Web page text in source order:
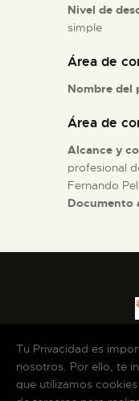
Nivel de
simple
Área de
Nombre del
Área de
Alcance y
profesional
Fernando
Documento
Tu Privacidad es
nosotros. Por ello, te
que utilizamos